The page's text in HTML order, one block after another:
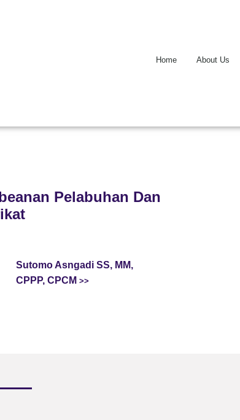
Home About Us
Pelabuhan Dan
Sutomo Asngadi SS, MM,
CPPP, CPCM